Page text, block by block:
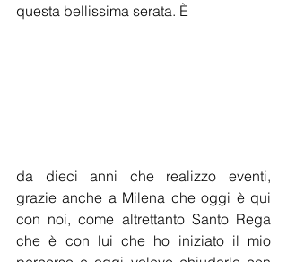
questa bellissima serata. È
da dieci anni che realizzo eventi,
grazie anche a Milena che oggi è qui
con noi, come altrettanto Santo Rega
che è con lui che ho iniziato il mio